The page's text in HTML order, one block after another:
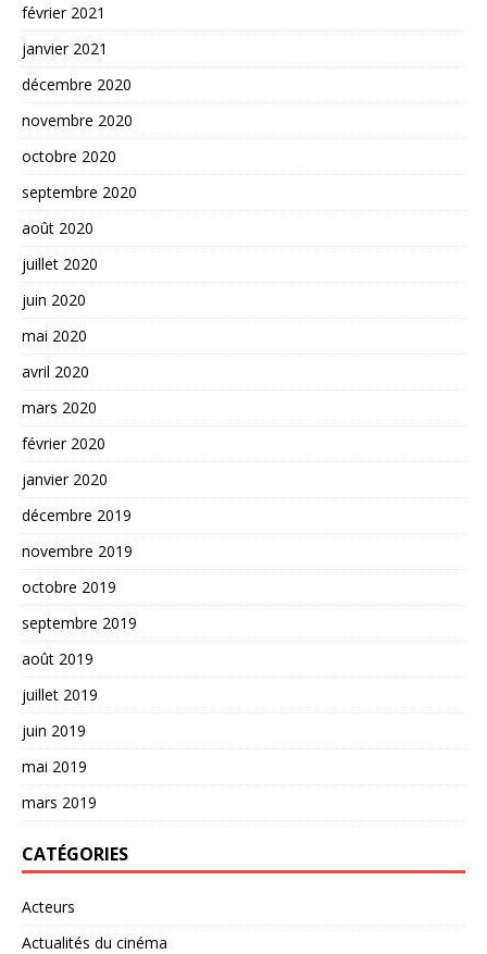
février 2021
janvier 2021
décembre 2020
novembre 2020
octobre 2020
septembre 2020
août 2020
juillet 2020
juin 2020
mai 2020
avril 2020
mars 2020
février 2020
janvier 2020
décembre 2019
novembre 2019
octobre 2019
septembre 2019
août 2019
juillet 2019
juin 2019
mai 2019
mars 2019
CATÉGORIES
Acteurs
Actualités du cinéma